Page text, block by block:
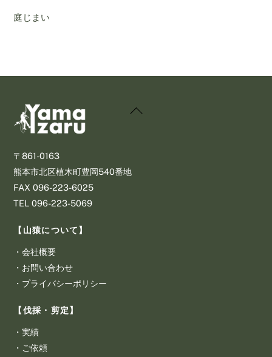
庭じまい
Back
〒861-0163
熊本市北区植木町豊岡540番地
​FAX 096-223-6025
​TEL 096-223-5069
【山猿について】
・会社概要
・ お問い合わせ
・ プライバシーポリシー
【伐採・剪定】
・実績
・ ご依頼